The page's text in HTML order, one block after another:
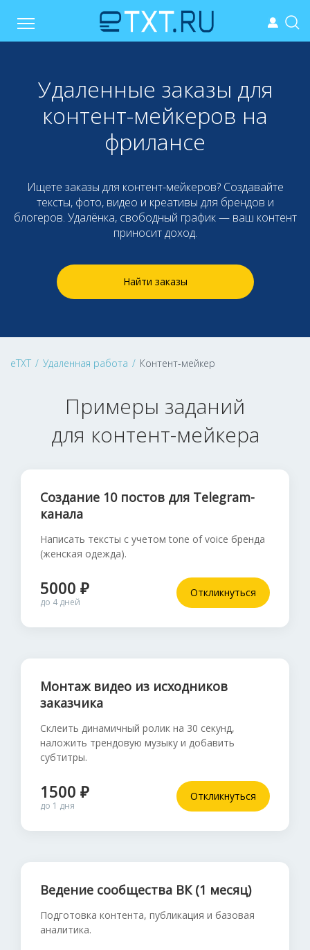
Удаленные заказы для
контент-мейкеров на
фрилансе
Ищете заказы для контент-мейкеров? Создавайте
тексты, фото, видео и креативы для брендов и
блогеров. Удалёнка, свободный график — ваш контент
приносит доход.
Найти заказы
eTXT / Удаленная работа / Контент-мейкер
Примеры заданий
для контент-мейкера
Создание 10 постов для Telegram-
канала
Написать тексты с учетом tone of voice бренда
(женская одежда).
5000 ₽
до 4 дней
Откликнуться
Монтаж видео из исходников
заказчика
Склеить динамичный ролик на 30 секунд,
наложить трендовую музыку и добавить
субтитры.
1500 ₽
до 1 дня
Откликнуться
Ведение сообщества ВК (1 месяц)
Подготовка контента, публикация и базовая
аналитика.